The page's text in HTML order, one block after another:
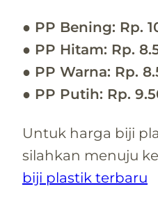
● PP Bening: Rp.
● PP Hitam: Rp.
● PP Warna: Rp.
● PP Putih: Rp.
Untuk harga biji
silahkan menuju
biji plastik terbaru